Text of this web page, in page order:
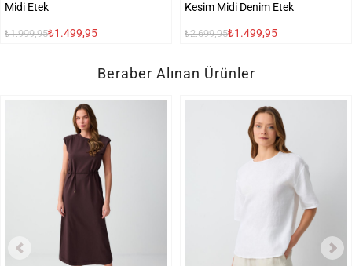
Midi Etek
₺1.999,95₺1.499,95
Kesim Midi Denim Etek
₺2.699,95₺1.499,95
Beraber Alınan Ürünler